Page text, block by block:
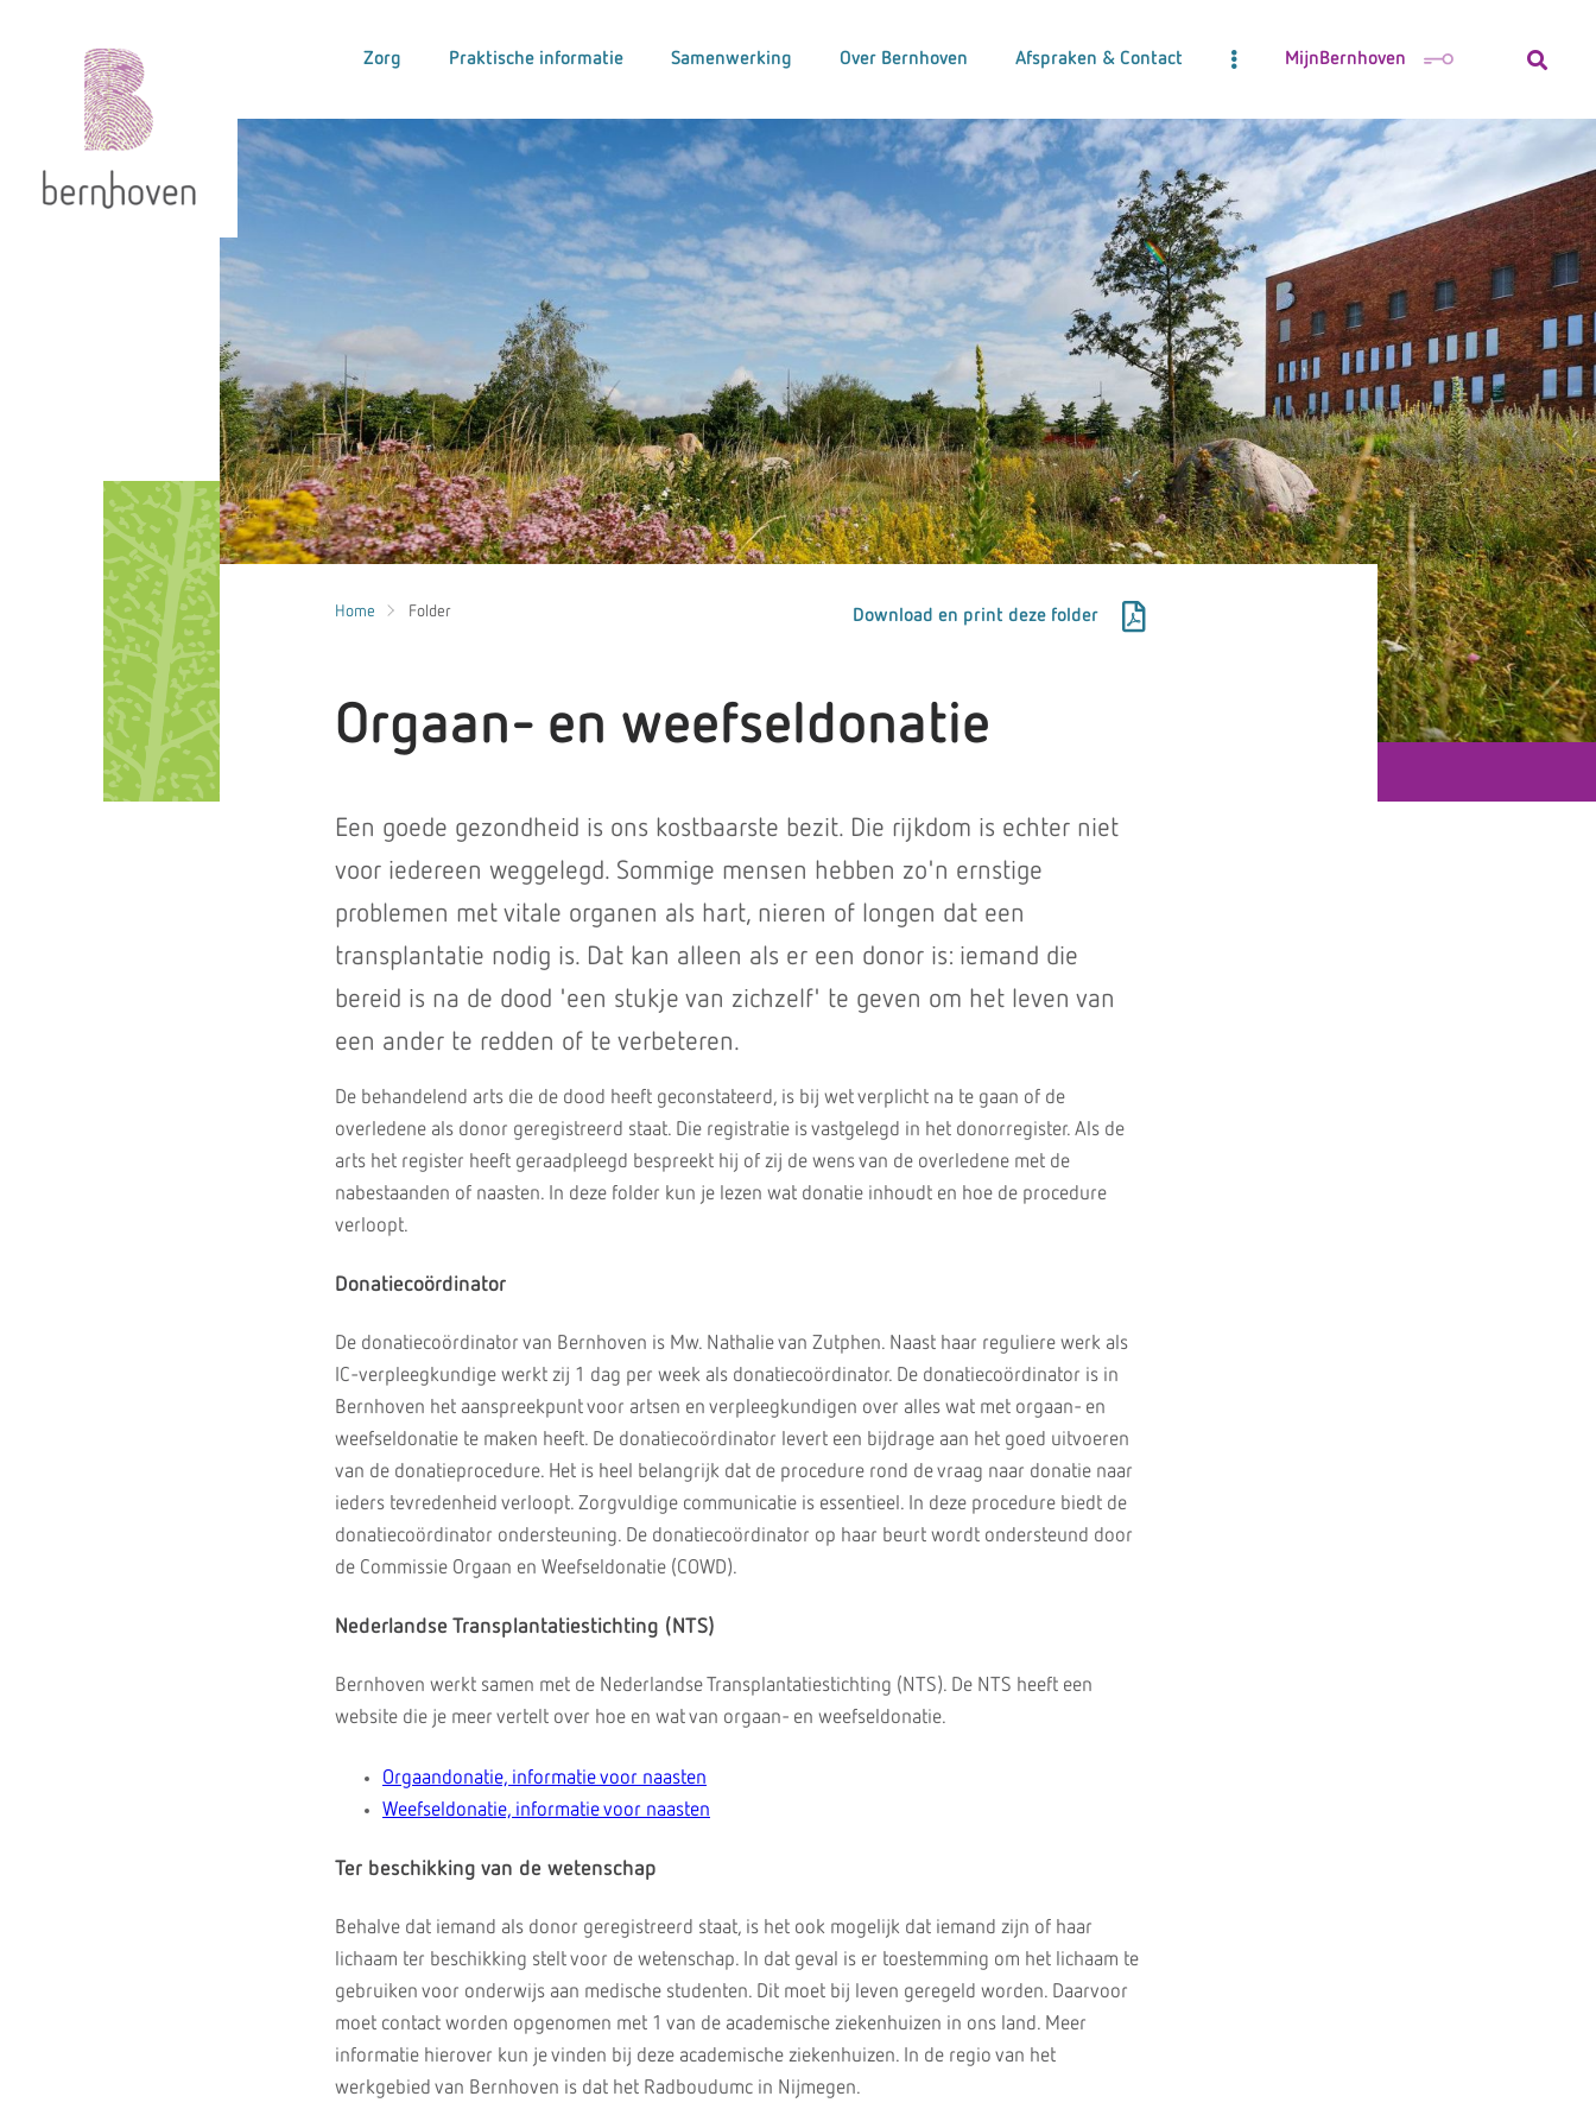
Zorg Praktische informatie Samenwerking Over Bernhoven Afspraken & Contact MijnBernhoven
Home Folder Download en print deze folder
Orgaan- en weefseldonatie
Een goede gezondheid is ons kostbaarste bezit. Die rijkdom is echter niet
voor iedereen weggelegd. Sommige mensen hebben zo'n ernstige
problemen met vitale organen als hart, nieren of longen dat een
transplantatie nodig is. Dat kan alleen als er een donor is: iemand die
bereid is na de dood 'een stukje van zichzelf' te geven om het leven van
een ander te redden of te verbeteren.
De behandelend arts die de dood heeft geconstateerd, is bij wet verplicht na te gaan of de
overledene als donor geregistreerd staat. Die registratie is vastgelegd in het donorregister. Als de
arts het register heeft geraadpleegd bespreekt hij of zij de wens van de overledene met de
nabestaanden of naasten. In deze folder kun je lezen wat donatie inhoudt en hoe de procedure
verloopt.
Donatiecoördinator
De donatiecoördinator van Bernhoven is Mw. Nathalie van Zutphen. Naast haar reguliere werk als
IC-verpleegkundige werkt zij 1 dag per week als donatiecoördinator. De donatiecoördinator is in
Bernhoven het aanspreekpunt voor artsen en verpleegkundigen over alles wat met orgaan- en
weefseldonatie te maken heeft. De donatiecoördinator levert een bijdrage aan het goed uitvoeren
van de donatieprocedure. Het is heel belangrijk dat de procedure rond de vraag naar donatie naar
ieders tevredenheid verloopt. Zorgvuldige communicatie is essentieel. In deze procedure biedt de
donatiecoördinator ondersteuning. De donatiecoördinator op haar beurt wordt ondersteund door
de Commissie Orgaan en Weefseldonatie (COWD).
Nederlandse Transplantatiestichting (NTS)
Bernhoven werkt samen met de Nederlandse Transplantatiestichting (NTS). De NTS heeft een
website die je meer vertelt over hoe en wat van orgaan- en weefseldonatie.
Orgaandonatie, informatie voor naasten
Weefseldonatie, informatie voor naasten
Ter beschikking van de wetenschap
Behalve dat iemand als donor geregistreerd staat, is het ook mogelijk dat iemand zijn of haar
lichaam ter beschikking stelt voor de wetenschap. In dat geval is er toestemming om het lichaam te
gebruiken voor onderwijs aan medische studenten. Dit moet bij leven geregeld worden. Daarvoor
moet contact worden opgenomen met 1 van de academische ziekenhuizen in ons land. Meer
informatie hierover kun je vinden bij deze academische ziekenhuizen. In de regio van het
werkgebied van Bernhoven is dat het Radboudumc in Nijmegen.